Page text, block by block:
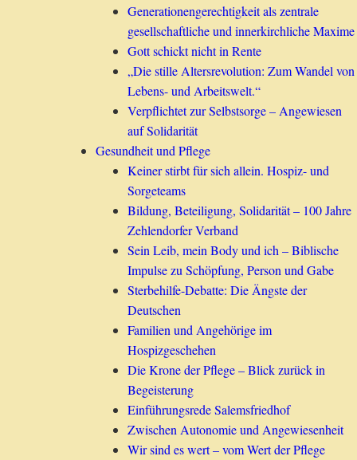
Generationengerechtigkeit als zentrale
gesellschaftliche und innerkirchliche Maxime
Gott schickt nicht in Rente
„Die stille Altersrevolution: Zum Wandel von
Lebens- und Arbeitswelt.“
Verpflichtet zur Selbstsorge – Angewiesen
auf Solidarität
Gesundheit und Pflege
Keiner stirbt für sich allein. Hospiz- und
Sorgeteams
Bildung, Beteiligung, Solidarität – 100 Jahre
Zehlendorfer Verband
Sein Leib, mein Body und ich – Biblische
Impulse zu Schöpfung, Person und Gabe
Sterbehilfe-Debatte: Die Ängste der
Deutschen
Familien und Angehörige im
Hospizgeschehen
Die Krone der Pflege – Blick zurück in
Begeisterung
Einführungsrede Salemsfriedhof
Zwischen Autonomie und Angewiesenheit
Wir sind es wert – vom Wert der Pflege